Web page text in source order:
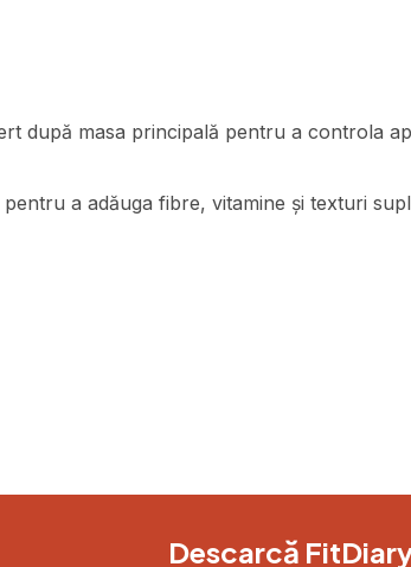
după masa principală pentru a controla
a adăuga fibre, vitamine și texturi
Descarcă